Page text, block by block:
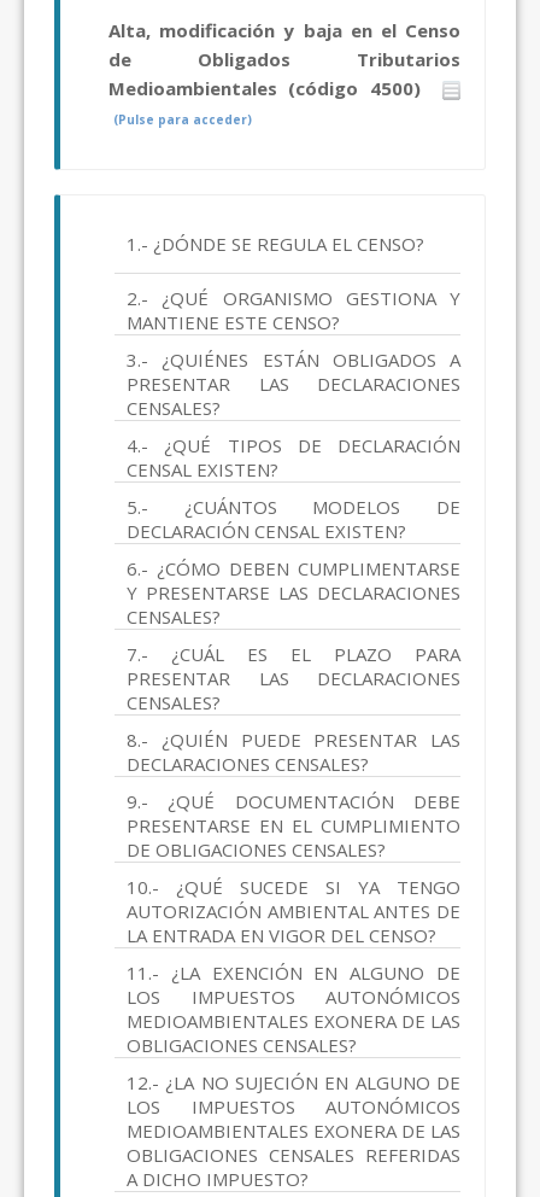
Alta, modificación y baja en el Censo
de Obligados Tributarios
Medioambientales (código 4500)
(Pulse para acceder)
1.- ¿DÓNDE SE REGULA EL CENSO?
2.- ¿QUÉ ORGANISMO GESTIONA Y
MANTIENE ESTE CENSO?
3.- ¿QUIÉNES ESTÁN OBLIGADOS A
PRESENTAR LAS DECLARACIONES
CENSALES?
4.- ¿QUÉ TIPOS DE DECLARACIÓN
CENSAL EXISTEN?
5.- ¿CUÁNTOS MODELOS DE
DECLARACIÓN CENSAL EXISTEN?
6.- ¿CÓMO DEBEN CUMPLIMENTARSE
Y PRESENTARSE LAS DECLARACIONES
CENSALES?
7.- ¿CUÁL ES EL PLAZO PARA
PRESENTAR LAS DECLARACIONES
CENSALES?
8.- ¿QUIÉN PUEDE PRESENTAR LAS
DECLARACIONES CENSALES?
9.- ¿QUÉ DOCUMENTACIÓN DEBE
PRESENTARSE EN EL CUMPLIMIENTO
DE OBLIGACIONES CENSALES?
10.- ¿QUÉ SUCEDE SI YA TENGO
AUTORIZACIÓN AMBIENTAL ANTES DE
LA ENTRADA EN VIGOR DEL CENSO?
11.- ¿LA EXENCIÓN EN ALGUNO DE
LOS IMPUESTOS AUTONÓMICOS
MEDIOAMBIENTALES EXONERA DE LAS
OBLIGACIONES CENSALES?
12.- ¿LA NO SUJECIÓN EN ALGUNO DE
LOS IMPUESTOS AUTONÓMICOS
MEDIOAMBIENTALES EXONERA DE LAS
OBLIGACIONES CENSALES REFERIDAS
A DICHO IMPUESTO?